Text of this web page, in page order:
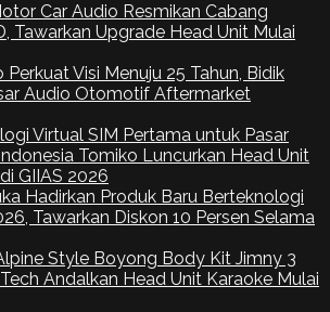
Car Audio Resmikan Cabang
Tawarkan Upgrade Head Unit Mulai
Visi Menuju 25 Tahun, Bidik
Audio Otomotif Aftermarket
Virtual SIM Pertama untuk Pasar
Tomiko Luncurkan Head Unit
GIIAS 2026
Hadirkan Produk Baru Berteknologi
Tawarkan Diskon 10 Persen Selama
Style Boyong Body Kit Jimny 3
Andalkan Head Unit Karaoke Mulai